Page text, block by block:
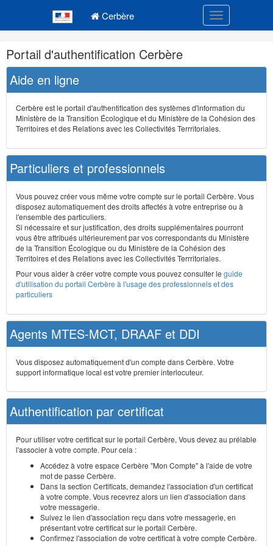
Cerbère Toggle
Navigation
et
outils
annexes
Portail d'authentification Cerbère
Aide en ligne
Cerbère est le portail d'authentification des systèmes d'information du
Ministère de la Transition Écologique et du Ministère de la Cohésion des
Territoires et des Relations avec les Collectivités Terrritoriales.
Particuliers et professionnels
Vous pouvez créer vous même votre compte sur le portail Cerbère. Vous
disposez automatiquement des droits affectés à votre entreprise ou à
l'ensemble des particuliers.
Si nécessaire et sur justification, des droits supplémentaires pourront
vous être attribués ultérieurement par vos correspondants du Ministère
de la Transition Écologique ou du Ministère de la Cohésion des
Territoires et des Relations avec les Collectivités Terrritoriales.
Pour vous aider à créer votre compte vous pouvez consulter le guide
d'utilisation du portail Cerbère à l'usage des professionnels et des
particuliers
Agents MTES-MCT, DRAAF et DDI
Vous disposez automatiquement d'un compte dans Cerbère. Votre
support informatique local est votre premier interlocuteur.
Authentification par certificat
Pour utiliser votre certificat sur le portail Cerbère, Vous devez au prélable
l'associer à votre compte. Pour cela :
Accédez à votre espace Cerbère "Mon Compte" à l'aide de votre
mot de passe Cerbère.
Dans la section Certificats, demandez l'association d'un certificat
à votre compte. Vous recevrez alors un lien d'association dans
votre messagerie.
Suivez le lien d'association reçu dans votre messagerie, en
présentant votre certificat sur le portail Cerbère.
Confirmez l'association de votre certificat à votre compte Cerbère.